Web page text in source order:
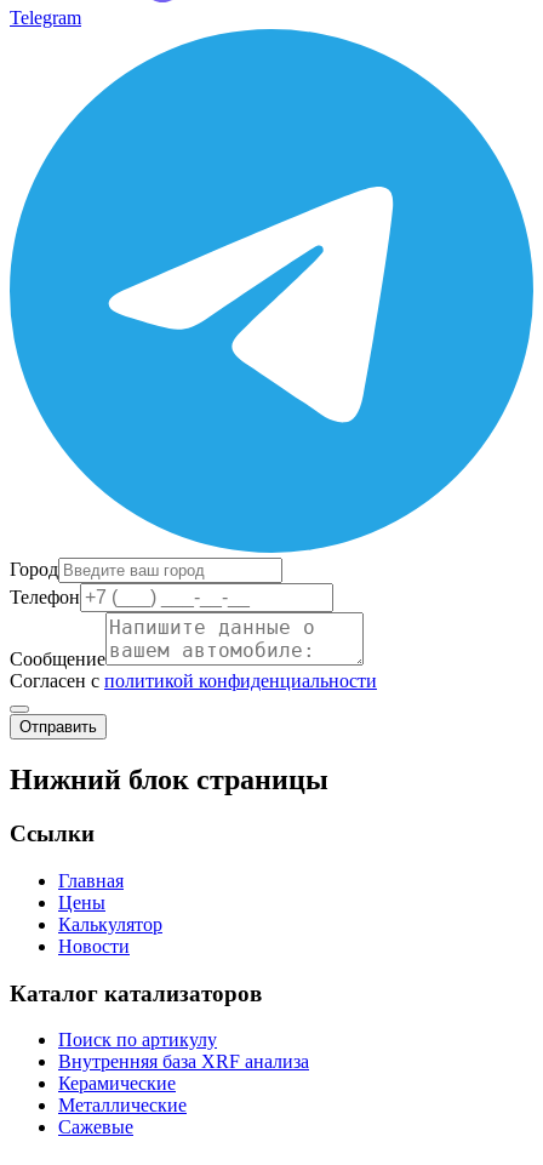
Telegram
Город
Телефон
Сообщение
Согласен с политикой конфиденциальности
Отправить
Нижний блок страницы
Ссылки
Главная
Цены
Калькулятор
Новости
Каталог катализаторов
Поиск по артикулу
Внутренняя база XRF анализа
Керамические
Металлические
Сажевые